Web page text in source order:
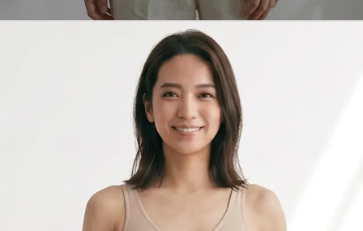
ウォーキング クロス サポート 1分丈 ショーツ
もっと見る